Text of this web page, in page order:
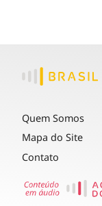
Quem Somos
Mapa do Site
Contato